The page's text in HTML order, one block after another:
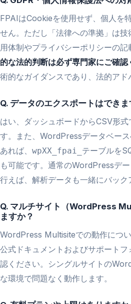
FPAIはCookieを使用せず、個人を
せん。ただし「法律への準拠」は
用体制やプライバシーポリシーの記
的な法的判断は必ず専門家にご確認
術的なガイダンスであり、法的アド
Q. データのエクスポートはできま
はい、ダッシュボードからCSV形式
す。また、WordPressデータベー
あれば、 wpXX_fpai_ テーブルを
も可能です。通常のWordPressデ
行えば、解析データも一緒にバック
Q. マルチサイト（WordPress
ますか？
WordPress Multisiteでの動作につ
公式ドキュメントおよびサポート
認ください。シングルサイトの
な環境で問題なく動作します。